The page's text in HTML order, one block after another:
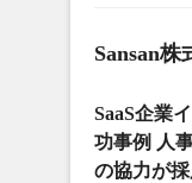
Sansan株
SaaS企業
功事例 人
の協力が